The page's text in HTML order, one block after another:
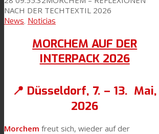
NACH DER TECHTEXTIL 2026
News, Noticias
MORCHEM AUF DER
INTERPACK 2026
📍 Düsseldorf, 7. – 13. Mai,
2026
Morchem freut sich, wieder auf der